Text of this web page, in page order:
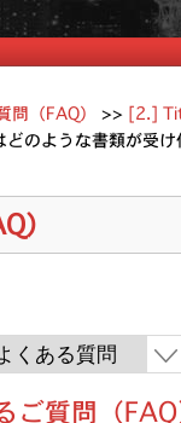
（FAQ） >> [2.]
のような書類が受け
）
質問（FAQ